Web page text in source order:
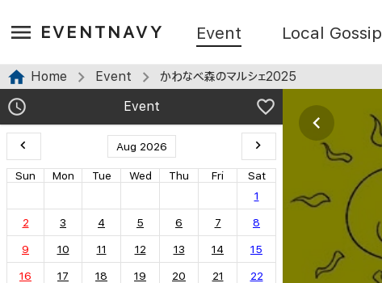
EVENTNAVY Event Local Gossip
Home Event
かわなべ森のマルシェ2025
Event
Aug 2026
Sun Mon Tue Wed Thu Fri
Sat
1
2 3 4 5 6 7 8
9 10 11 12 13 14 15
16 17 18 19 20 21 22